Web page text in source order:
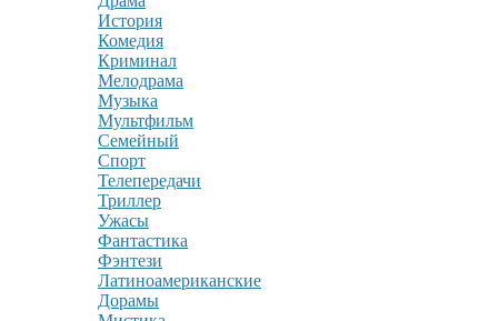
История
Комедия
Криминал
Мелодрама
Музыка
Мультфильм
Семейный
Спорт
Телепередачи
Триллер
Ужасы
Фантастика
Фэнтези
Латиноамериканские
Дорамы